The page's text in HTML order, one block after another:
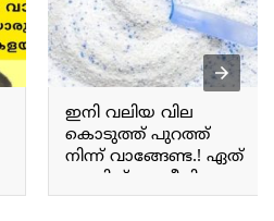
ഇനി വലിയ വില
കൊടുത്ത് പുറത്ത്
നിന്ന് വാങ്ങേണ്ട.! ഏത്
വാഷിങ് മെഷീനിലും
ഇടാൻ സാധിക്കുന്ന